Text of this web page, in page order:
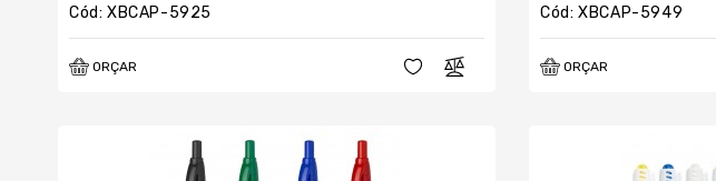
Cód: XBCAP-5925
ORÇAR
Cód: XBCAP-5949
ORÇAR